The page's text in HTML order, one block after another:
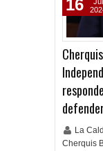
La
Cherquis
16